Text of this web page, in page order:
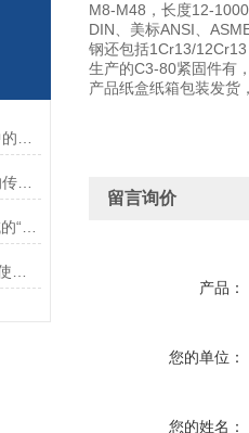
工业脊梁：DIN186T型方颈螺栓的传奇故事
M8-M48，长度12-
DIN、美标ANSI、
钢还包括1Cr13/
生产的C3-80紧固件有
产品纸盒纸箱包装发货
留言询价
产品：
您的单位：
您的姓名：